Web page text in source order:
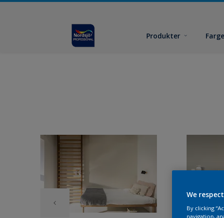
Produkter
We
By clicking
navigation,